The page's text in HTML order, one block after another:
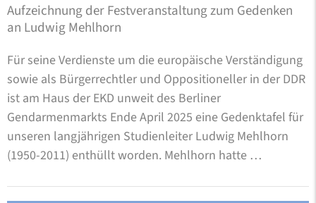
Aufzeichnung der Festveranstaltung zum Gedenken
an Ludwig Mehlhorn
Für seine Verdienste um die europäische Verständigung
sowie als Bürgerrechtler und Oppositioneller in der DDR
ist am Haus der EKD unweit des Berliner
Gendarmenmarkts Ende April 2025 eine Gedenktafel für
unseren langjährigen Studienleiter Ludwig Mehlhorn
(1950-2011) enthüllt worden. Mehlhorn hatte …